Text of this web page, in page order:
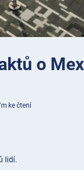
o
ke čtení
lidí.